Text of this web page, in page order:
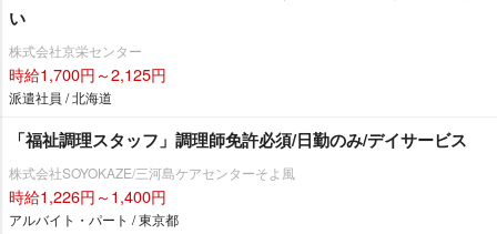
い
株式会社京栄センター
時給1,700円～2,125円
派遣社員 / 北海道
「福祉調理スタッフ」調理師免許必須/日勤のみ/デイサービス
株式会社SOYOKAZE/三河島ケアセンターそよ風
時給1,226円～1,400円
アルバイト・パート / 東京都